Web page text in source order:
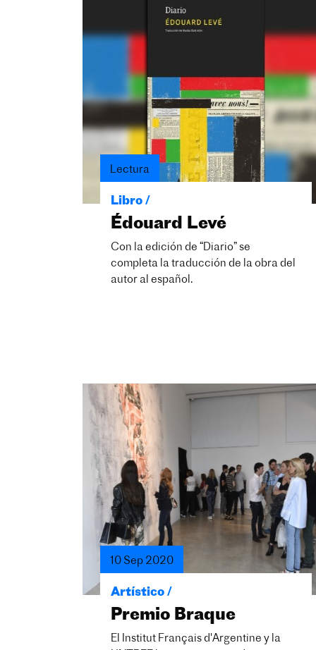
Lectura
Libro /
Édouard Levé
Con la edición de “Diario” se
completa la traducción de la obra del
autor al español.
10 Sep 2020
Artístico /
Premio Braque
El Institut Français d'Argentine y la